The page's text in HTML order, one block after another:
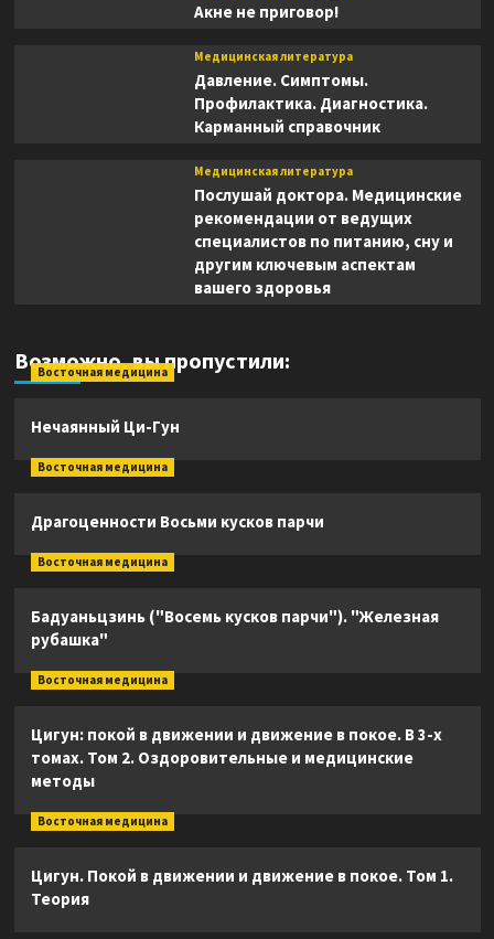
Акне не приговор!
Медицинская литература
Давление. Симптомы.
Профилактика. Диагностика.
Карманный справочник
Медицинская литература
Послушай доктора. Медицинские
рекомендации от ведущих
специалистов по питанию, сну и
другим ключевым аспектам
вашего здоровья
Возможно, вы пропустили:
Восточная медицина
Нечаянный Ци-Гун
Восточная медицина
Драгоценности Восьми кусков парчи
Восточная медицина
Бадуаньцзинь ("Восемь кусков парчи"). "Железная
рубашка"
Восточная медицина
Цигун: покой в движении и движение в покое. В 3-х
томах. Том 2. Оздоровительные и медицинские
методы
Восточная медицина
Цигун. Покой в движении и движение в покое. Том 1.
Теория